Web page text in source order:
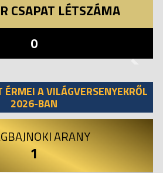
CSAPAT LÉTSZÁMA
0
ÉRMEI A VILÁGVERSENYEKRŐL
2026-BAN
ARANY
1